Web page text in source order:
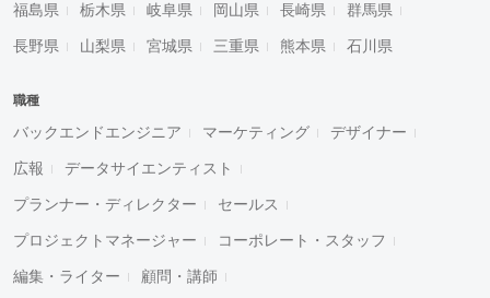
福島県 栃木県 岐阜県 岡山県 長崎県 群馬県
長野県 山梨県 宮城県 三重県 熊本県 石川県
職種
バックエンドエンジニア マーケティング デザイナー
広報 データサイエンティスト
プランナー・ディレクター セールス
プロジェクトマネージャー コーポレート・スタッフ
編集・ライター 顧問・講師